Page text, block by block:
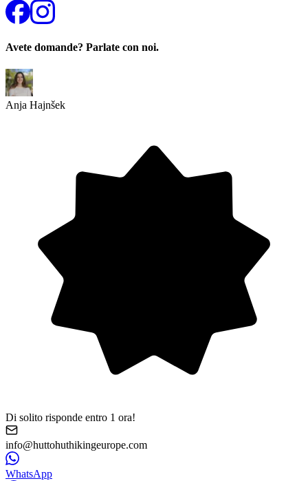
Avete domande? Parlate con noi.
Anja Hajnšek
Di solito risponde entro 1 ora!
info@huttohuthikingeurope.com
WhatsApp